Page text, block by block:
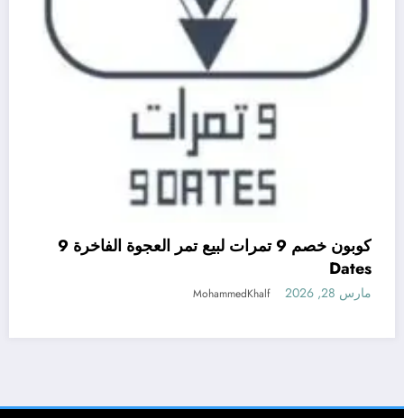
كوبون خصم 9 تمرات لبيع تمر العجوة الفاخرة 9
Dates
مارس 28, 2026 MohammedKhalf